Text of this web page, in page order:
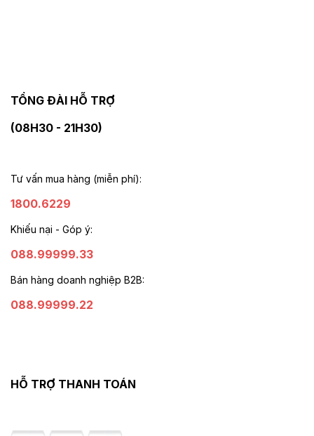
TỔNG ĐÀI HỖ TRỢ
(08H30 - 21H30)
Tư vấn mua hàng (miễn phí):
1800.6229
Khiếu nại - Góp ý:
088.99999.33
Bán hàng doanh nghiệp B2B:
088.99999.22
HỖ TRỢ THANH TOÁN